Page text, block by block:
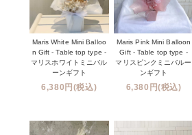
Maris White Mini Balloo
n Gift - Table top type -
マリスホワイトミニバル
ーンギフト
6,380円(税込)
Maris Pink Mini Balloon
Gift - Table top type -
マリスピンクミニバルー
ンギフト
6,380円(税込)